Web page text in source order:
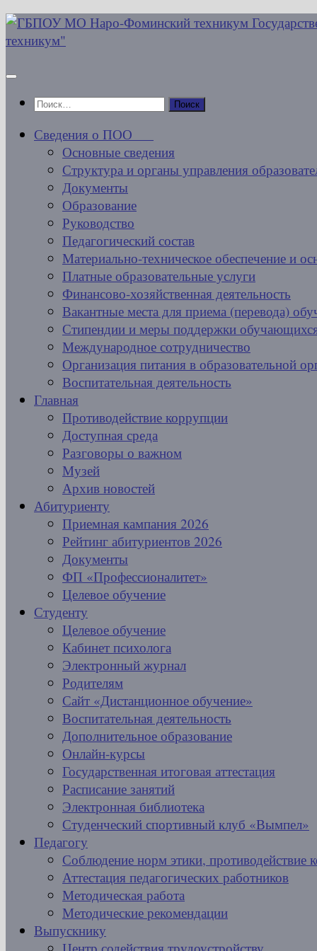
Перейти
к
Найти:
Сведения о ПОО
Основные сведения
Структура и органы управления
Документы
Образование
Руководство
Педагогический состав
Материально-техническое обеспечение и
Платные образовательные услуги
Финансово-хозяйственная деятельность
Вакантные места для приема (перевода)
Стипендии и меры поддержки
Международное сотрудничество
Организация питания в образовательной
Воспитательная деятельность
Главная
Противодействие коррупции
Доступная среда
Разговоры о важном
Музей
Архив новостей
Абитуриенту
Приемная кампания 2026
Рейтинг абитуриентов 2026
Документы
ФП «Профессионалитет»
Целевое обучение
Студенту
Целевое обучение
Кабинет психолога
Электронный журнал
Родителям
Сайт «Дистанционное обучение»
Воспитательная деятельность
Дополнительное образование
Онлайн-курсы
Государственная итоговая аттестация
Расписание занятий
Электронная библиотека
Студенческий спортивный клуб «Вымпел»
Педагогу
Соблюдение норм этики, противодействие
Аттестация педагогических работников
Методическая работа
Методические рекомендации
Выпускнику